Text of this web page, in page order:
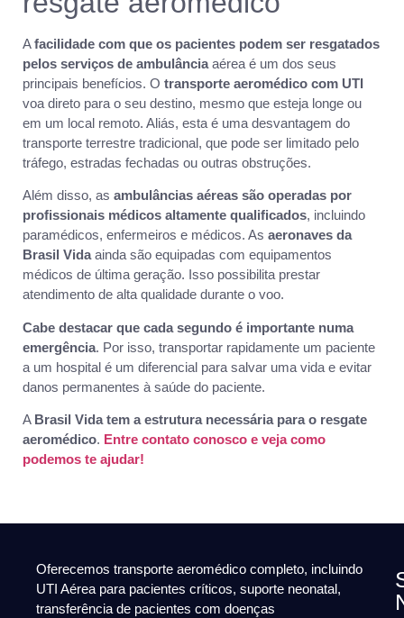
Afacilidade com que os pacientes podem ser resgatados
pelos serviços de ambulânciaaérea é um dos seus
principais benefícios. O transporte aeromédico com UTI
voa direto para o seu destino, mesmo que esteja longe ou
em um local remoto. Aliás, esta é uma desvantagem do
transporte terrestre tradicional, que pode ser limitado pelo
tráfego, estradas fechadas ou outras obstruções.
Além disso, as ambulâncias aéreas são operadas por
profissionais médicos altamente qualificados, incluindo
paramédicos, enfermeiros e médicos. As aeronaves da
Brasil Vidaainda são equipadas com equipamentos
médicos de última geração. Isso possibilita prestar
atendimento de alta qualidade durante o voo.
Cabe destacar que cada segundo é importante numa
emergência. Por isso, transportar rapidamente um paciente
a um hospital é um diferencial para salvar uma vida e evitar
danos permanentes à saúde do paciente.
A Brasil Vida tem a estrutura necessária para o resgate
aeromédico. Entre contato conosco e veja como
podemos te ajudar!
Oferecemos transporte aeromédico completo, incluindo
UTI Aérea para pacientes críticos, suporte neonatal,
transferência de pacientes com doenças